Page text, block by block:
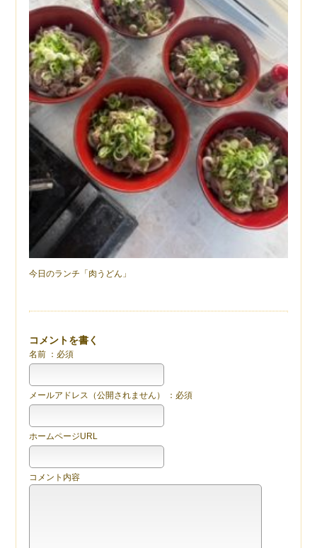
今日のランチ「肉うどん」
コメントを書く
名前 ：必須
メールアドレス（公開されません） ：必須
ホームページURL
コメント内容